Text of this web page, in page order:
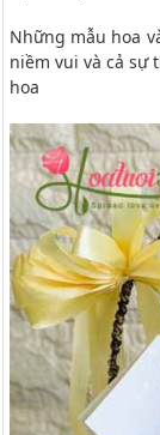
Những mẫu hoa
niềm vui và cả sự
hoa